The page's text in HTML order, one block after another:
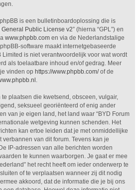
is een bulletinboardoplossing die is
General Public License v2” (hierna “GPL”) en
www.phpbb.com en via de Nederlandstalige
software maakt internetgebaseerde
is niet verantwoordelijk voor wat wordt
als toelaatbare inhoud en/of gedrag. Meer
vinden op https://www.phpbb.com/of de
.
plaatsen die kwetsend, obsceen, vulgair,
seksueel georiënteerd of enig ander
van je eigen land, het land waar “BYD Forum
wetgeving kunnen schenden. Het
kan ertoe leiden dat je met onmiddellijke
van dit forum. Tevens kan je
IP-adressen van alle berichten worden
te kunnen waarborgen. Je gaat er mee
het recht heeft om ieder onderwerp te
of te verplaatsen wanneer zij dit nodig
akkoord, dat de informatie die je bij ons